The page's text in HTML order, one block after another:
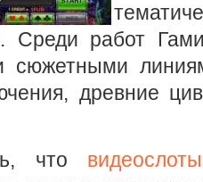
Среди работ
сюжетными
древние
что